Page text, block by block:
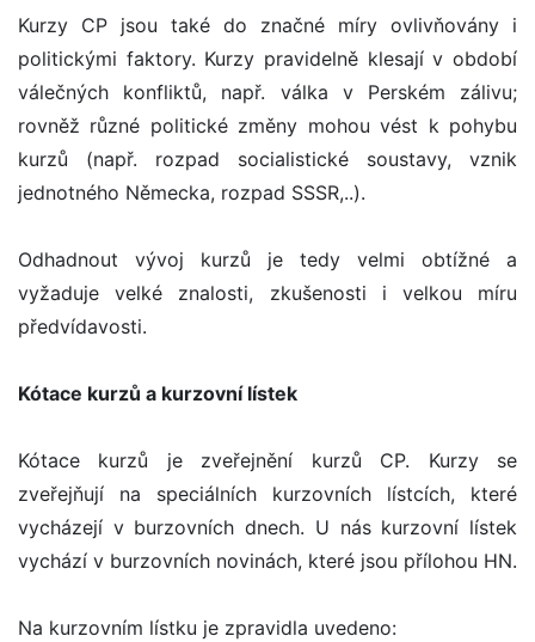
Kurzy CP jsou také do značné míry ovlivňovány i
politickými faktory. Kurzy pravidelně klesají v období
válečných konfliktů, např. válka v Perském zálivu;
rovněž různé politické změny mohou vést k pohybu
kurzů (např. rozpad socialistické soustavy, vznik
jednotného Německa, rozpad SSSR,..).
Odhadnout vývoj kurzů je tedy velmi obtížné a
vyžaduje velké znalosti, zkušenosti i velkou míru
předvídavosti.
Kótace kurzů a kurzovní lístek
Kótace kurzů je zveřejnění kurzů CP. Kurzy se
zveřejňují na speciálních kurzovních lístcích, které
vycházejí v burzovních dnech. U nás kurzovní lístek
vychází v burzovních novinách, které jsou přílohou HN.
Na kurzovním lístku je zpravidla uvedeno: